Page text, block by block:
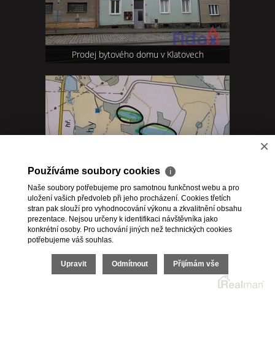
Prodej bytového domu v Klatovech
Prodej zemědělské půdy, 21 625 m² - Myslív
- Milčice
2026 © Fidox s.r.o., všechna práva vyhrazena |
Cookies
Realitní SWRealman
×
Používáme soubory cookies ℹ
Naše soubory potřebujeme pro samotnou funkčnost webu a pro
uložení vašich předvoleb při jeho procházení. Cookies třetích
stran pak slouží pro vyhodnocování výkonu a zkvalitnění obsahu
prezentace. Nejsou určeny k identifikaci návštěvníka jako
konkrétní osoby. Pro uchování jiných než technických cookies
potřebujeme váš souhlas.
Upravit Odmítnout Přijímám vše